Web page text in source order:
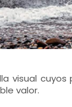
visual
valor.